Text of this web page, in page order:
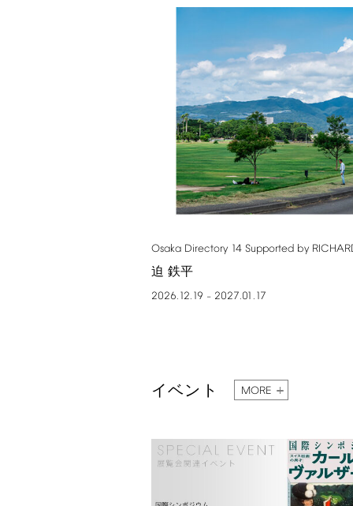
Osaka Directory 14 Supported by
迫 鉄平
2026.12.19 – 2027.01.17
イベント MORE